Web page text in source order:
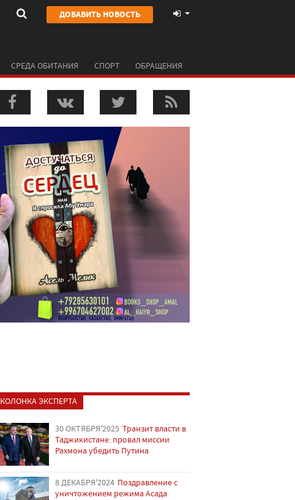
ДОБАВИТЬ НОВОСТЬ
СРЕДА ОБИТАНИЯ СПОРТ ОБРАЩЕНИЯ
КОЛОНКА ЭКСПЕРТА
30 ОКТЯБРЯ'2025 Транзит власти в
Таджикистане: провал миссии
Рахмона убедить Путина
8 ДЕКАБРЯ'2024 Поздравление с
уничтожением режима Асада